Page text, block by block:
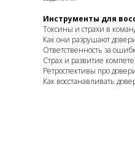
Инструменты для
Токсины и страхи в
Как они разрушают
Ответственность за
Страх и развитие
Ретроспективы про
Как восстанавливать